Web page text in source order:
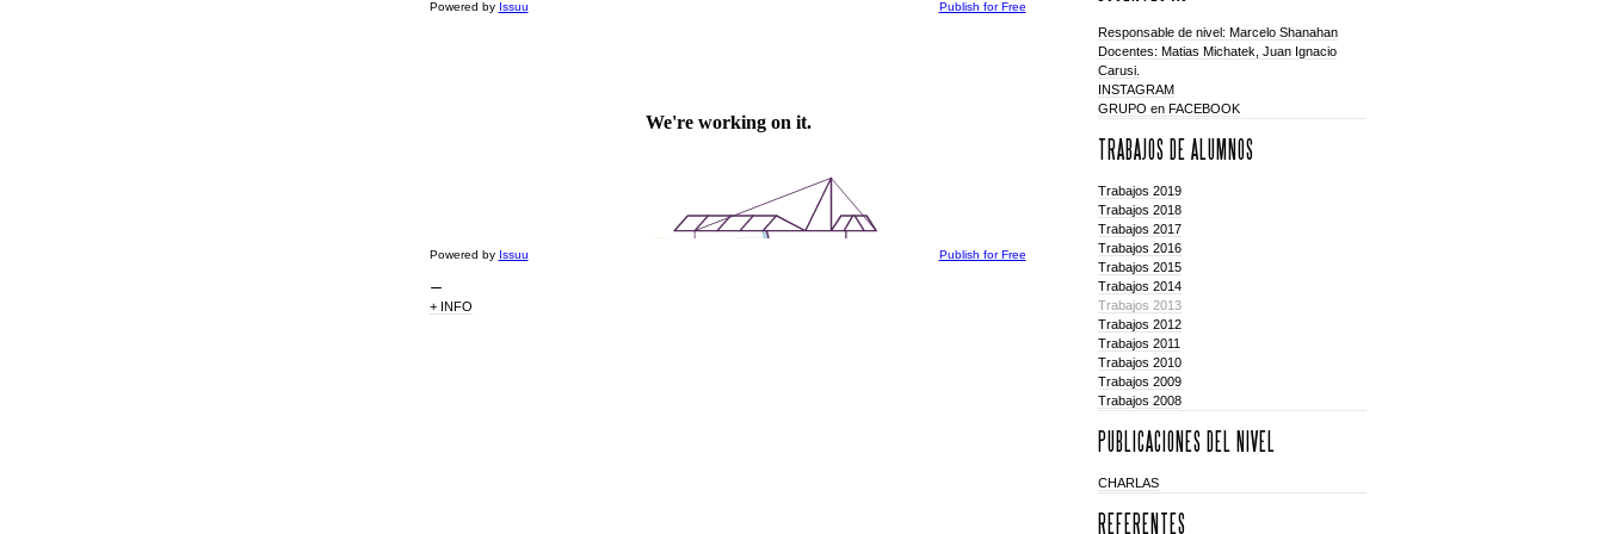
Powered by Issuu Publish for Free
Powered by Issuu Publish for Free
+ INFO
Responsable de nivel: Marcelo Shanahan
Docentes: Matias Michatek, Juan Ignacio
Carusi.
INSTAGRAM
GRUPO en FACEBOOK
TRABAJOS DE ALUMNOS
Trabajos 2019
Trabajos 2018
Trabajos 2017
Trabajos 2016
Trabajos 2015
Trabajos 2014
Trabajos 2013
Trabajos 2012
Trabajos 2011
Trabajos 2010
Trabajos 2009
Trabajos 2008
PUBLICACIONES DEL NIVEL
CHARLAS
REFERENTES